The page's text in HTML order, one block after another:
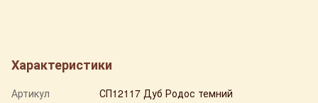
Характеристики
Артикул
СП12117 Дуб Родос темний